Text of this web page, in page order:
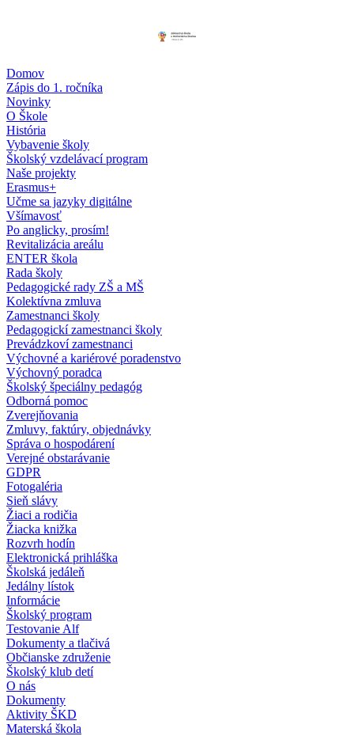
Domov
Zápis do 1. ročníka
Novinky
O Škole
História
Vybavenie školy
Školský vzdelávací program
Naše projekty
Erasmus+
Učme sa jazyky digitálne
Všímavosť
Po anglicky, prosím!
Revitalizácia areálu
ENTER škola
Rada školy
Pedagogické rady ZŠ a MŠ
Kolektívna zmluva
Zamestnanci školy
Pedagogickí zamestnanci školy
Prevádzkoví zamestnanci
Výchovné a kariérové poradenstvo
Výchovný poradca
Školský špeciálny pedagóg
Odborná pomoc
Zverejňovania
Zmluvy, faktúry, objednávky
Správa o hospodárení
Verejné obstarávanie
GDPR
Fotogaléria
Sieň slávy
Žiaci a rodičia
Žiacka knižka
Rozvrh hodín
Elektronická prihláška
Školská jedáleň
Jedálny lístok
Informácie
Školský program
Testovanie Alf
Dokumenty a tlačivá
Občianske združenie
Školský klub detí
O nás
Dokumenty
Aktivity ŠKD
Materská škola